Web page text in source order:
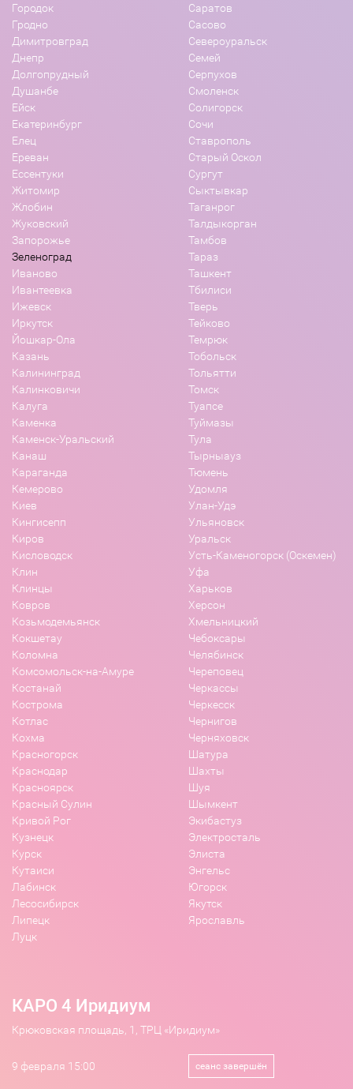
Городок
Гродно
Димитровград
Днепр
Долгопрудный
Душанбе
Ейск
Екатеринбург
Елец
Ереван
Ессентуки
Житомир
Жлобин
Жуковский
Запорожье
Зеленоград
Иваново
Ивантеевка
Ижевск
Иркутск
Йошкар-Ола
Казань
Калининград
Калинковичи
Калуга
Каменка
Каменск-Уральский
Канаш
Караганда
Кемерово
Киев
Кингисепп
Киров
Кисловодск
Клин
Клинцы
Ковров
Козьмодемьянск
Кокшетау
Коломна
Комсомольск-на-Амуре
Костанай
Кострома
Котлас
Кохма
Красногорск
Краснодар
Красноярск
Красный Сулин
Кривой Рог
Кузнецк
Курск
Кутаиси
Лабинск
Лесосибирск
Липецк
Луцк
Саратов
Сасово
Североуральск
Семей
Серпухов
Смоленск
Солигорск
Сочи
Ставрополь
Старый Оскол
Сургут
Сыктывкар
Таганрог
Талдыкорган
Тамбов
Тараз
Ташкент
Тбилиси
Тверь
Тейково
Темрюк
Тобольск
Тольятти
Томск
Туапсе
Туймазы
Тула
Тырныауз
Тюмень
Удомля
Улан-Удэ
Ульяновск
Уральск
Усть-Каменогорск (Оскемен)
Уфа
Харьков
Херсон
Хмельницкий
Чебоксары
Челябинск
Череповец
Черкассы
Черкесск
Чернигов
Черняховск
Шатура
Шахты
Шуя
Шымкент
Экибастуз
Электросталь
Элиста
Энгельс
Югорск
Якутск
Ярославль
КАРО 4 Иридиум
Крюковская площадь, 1, ТРЦ «Иридиум»
9 февраля 15:00 сеанс завершён